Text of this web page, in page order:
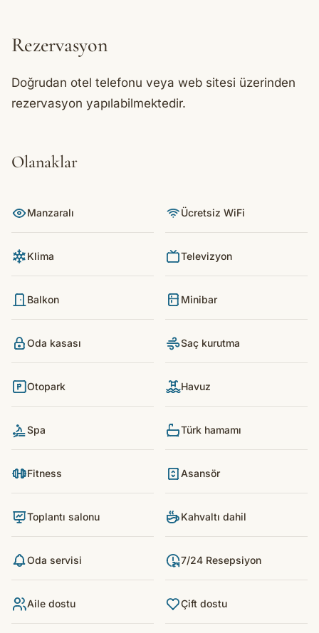
Rezervasyon
Doğrudan otel telefonu veya web sitesi üzerinden
rezervasyon yapılabilmektedir.
Olanaklar
Manzaralı Ücretsiz WiFi
Klima Televizyon
Balkon Minibar
Oda kasası Saç kurutma
Otopark Havuz
Spa Türk hamamı
Fitness Asansör
Toplantı salonu Kahvaltı dahil
Oda servisi 7/24 Resepsiyon
Aile dostu Çift dostu